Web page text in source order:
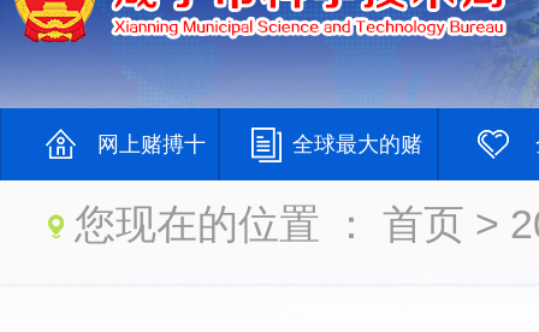
网上赌搏十
大网站
全球最大的赌
钱网 大登录网
您现在的位置 ： 首页 >